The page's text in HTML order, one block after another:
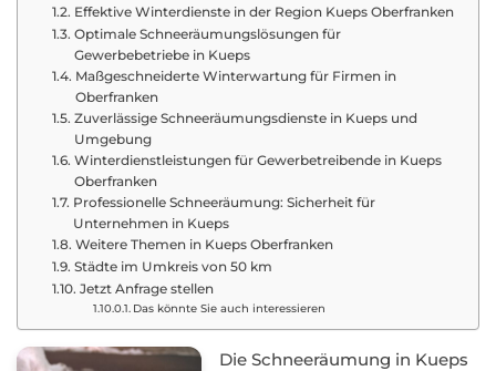
Effektive Winterdienste in der Region Kueps Oberfranken
Optimale Schneeräumungslösungen für
Gewerbebetriebe in Kueps
Maßgeschneiderte Winterwartung für Firmen in
Oberfranken
Zuverlässige Schneeräumungsdienste in Kueps und
Umgebung
Winterdienstleistungen für Gewerbetreibende in Kueps
Oberfranken
Professionelle Schneeräumung: Sicherheit für
Unternehmen in Kueps
Weitere Themen in Kueps Oberfranken
Städte im Umkreis von 50 km
Jetzt Anfrage stellen
Das könnte Sie auch interessieren
Die Schneeräumung in Kueps